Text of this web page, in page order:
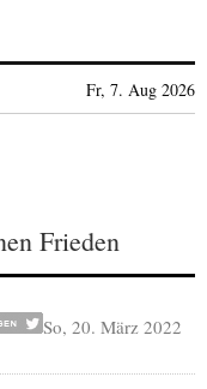
Fr, 7. Aug 2026
Frieden
So, 20. März 2022